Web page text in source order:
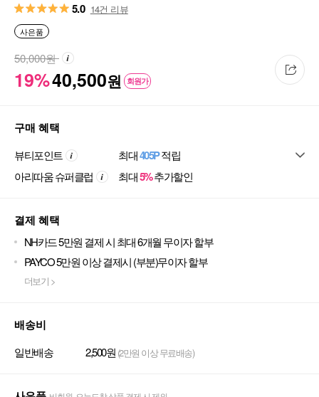
5.0 14건 리뷰
사은품
19%40,500원 회원가
50,000원
구매 혜택
뷰티포인트 최대405P적립
아리따움 슈퍼클럽
최대5%추가할인
결제 혜택
NH카드 5만원 결제 시 최대 6개월 무이자 할부
PAYCO 5만원 이상 결제시 (부분)무이자 할부
더보기 >
배송비
일반배송 2,500원 (2만원 이상 무료배송)